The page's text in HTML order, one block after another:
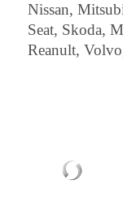
Nissan,
Seat, Skoda,
Reanult,